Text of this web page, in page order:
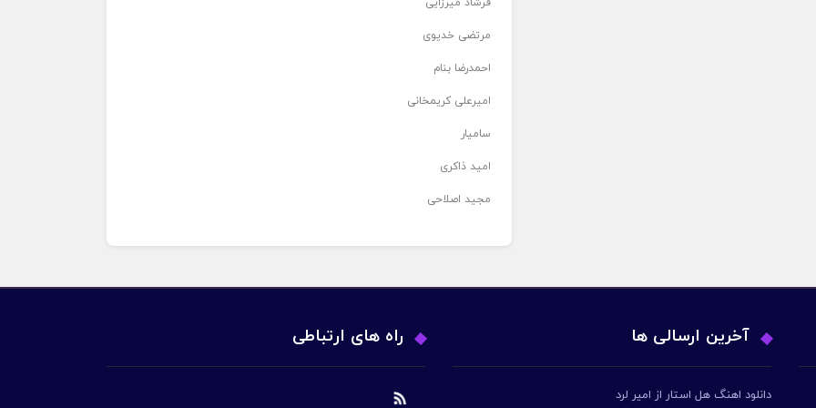
مرتضی خدیوی
احمدرضا بنام
امیرعلی کریمخانی
سامیار
امید ذاکری
مجید اصلاحی
آخرین ارسالی ها
دانلود اهنگ هل استار از امیر لرد
راه های ارتباطی